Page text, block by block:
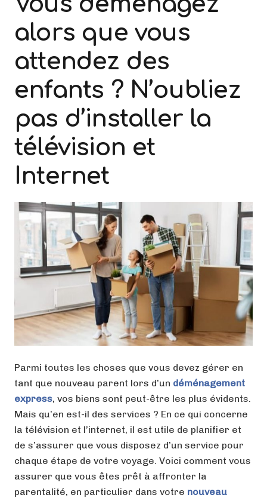
alors que vous
attendez des
enfants ? N’oubliez
pas d’installer la
télévision et
Internet
Parmi toutes les choses que vous devez gérer en
tant que nouveau parent lors d’un déménagement
express, vos biens sont peut-être les plus évidents.
Mais qu’en est-il des services ? En ce qui concerne
la télévision et l’internet, il est utile de planifier et
de s’assurer que vous disposez d’un service pour
chaque étape de votre voyage. Voici comment vous
assurer que vous êtes prêt à affronter la
parentalité, en particulier dans votre nouveau